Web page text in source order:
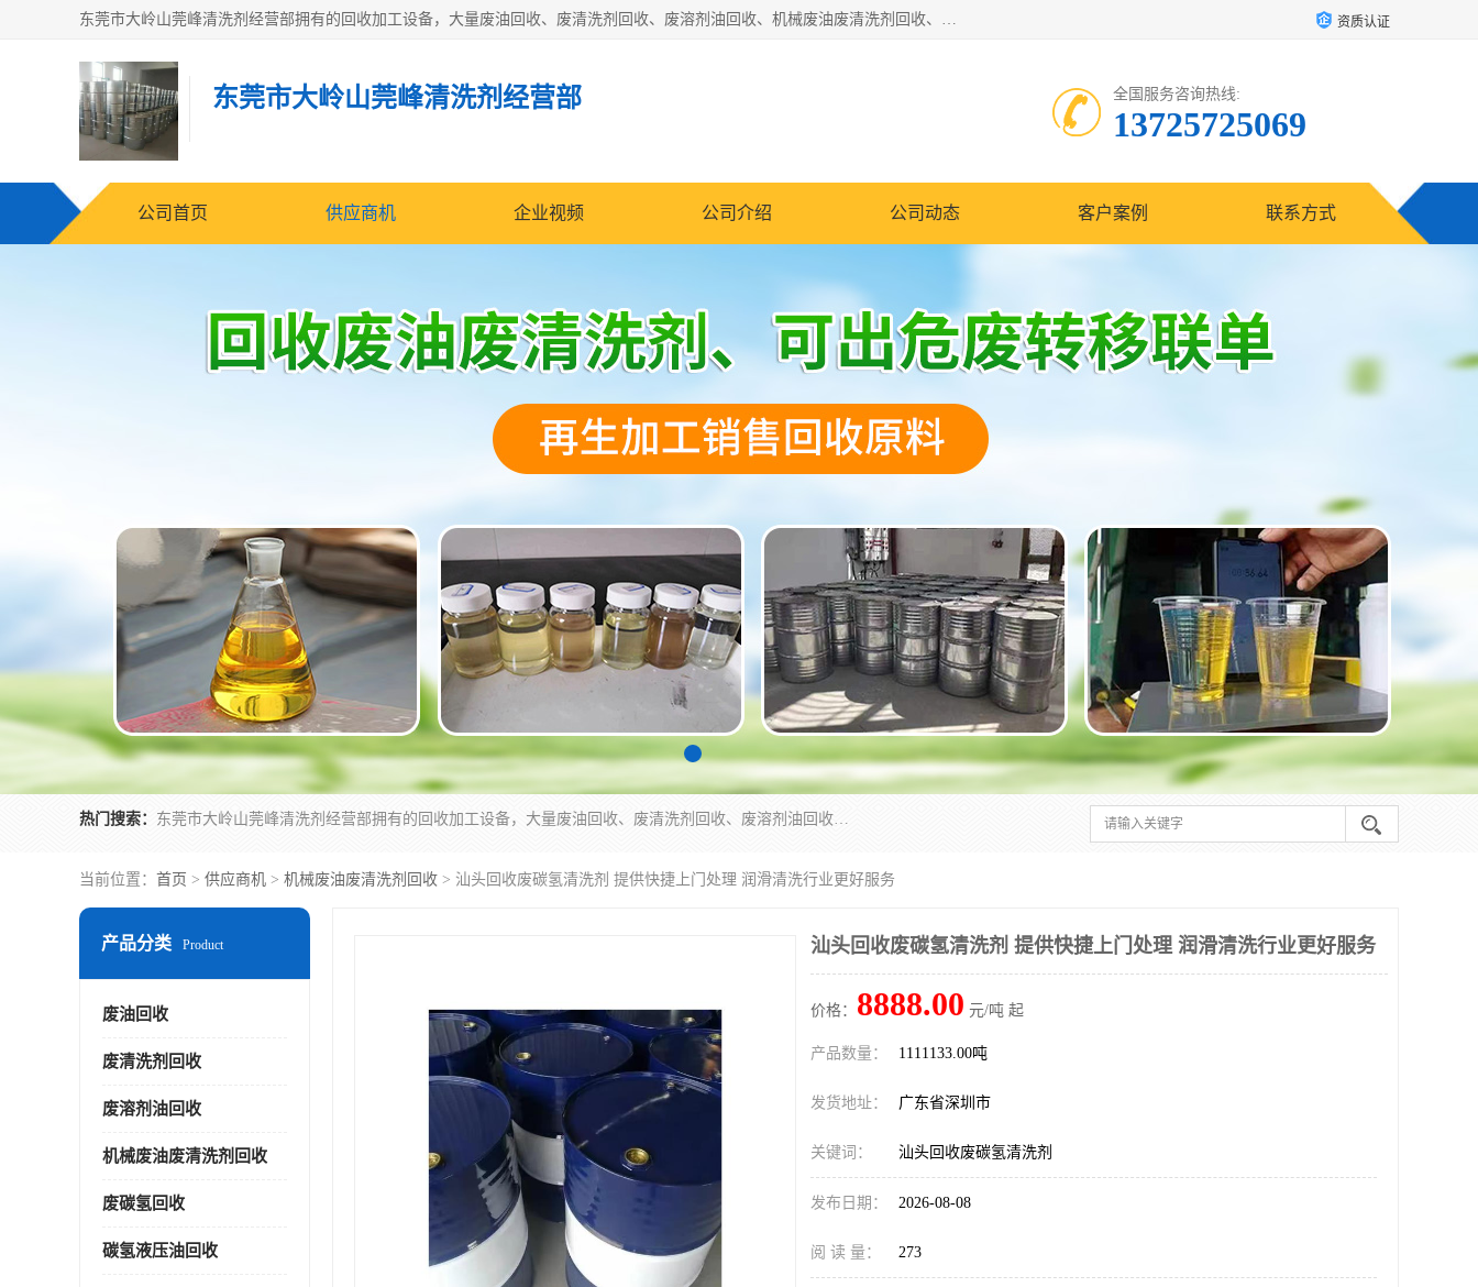
东莞市大岭山莞峰清洗剂经营部拥有的回收加工设备，大量废油回收、废清洗剂回收、废溶剂油回收、机械废油废清洗剂回收、废碳氢回收、碳氢液压油回收、碳氢二氯回收等废清洗剂处理；我们只是提供废旧化工原料的循环使用存放点，执行正规的存放，有正规的回收资质处理。同时我们公司批发零售回收级清洗剂，脱模油再生基础油，质量保证。 资质认证
东莞市大岭山莞峰清洗剂经营部 全国服务咨询热线:
13725725069
公司首页 供应商机 企业视频 公司介绍 公司动态 客户案例 联系方式
热门搜索： 东莞市大岭山莞峰清洗剂经营部拥有的回收加工设备，大量废油回收、废清洗剂回收、废溶剂油回收、机械废油废清洗剂回收、废碳氢回收、碳氢液压油回收、碳氢二氯回收等废清洗剂处理；我们只是提供废旧化工原料的循环使用存放点，执行正规的存放，有正规的回收资质处理。同时我们公司批发零售回收级清洗剂，脱模油再生基础油，质量保证。
当前位置： 首页 > 供应商机 > 机械废油废清洗剂回收 > 汕头回收废碳氢清洗剂 提供快捷上门处理 润滑清洗行业更好服务
产品分类 Product
废油回收
废清洗剂回收
废溶剂油回收
机械废油废清洗剂回收
废碳氢回收
碳氢液压油回收
汕头回收废碳氢清洗剂 提供快捷上门处理 润滑清洗行业更好服务
价格： 8888.00 元/吨 起
产品数量： 1111133.00吨
发货地址： 广东省深圳市
关键词： 汕头回收废碳氢清洗剂
发布日期： 2026-08-08
阅 读 量： 273